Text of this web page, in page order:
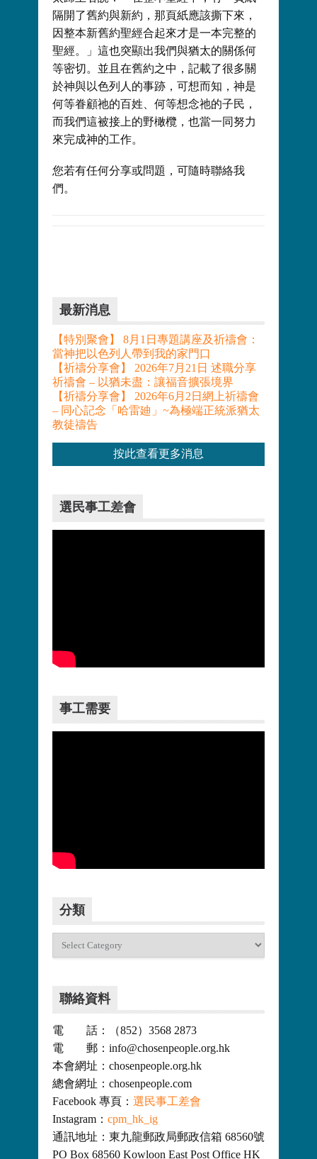
隔開了舊約與新約，那頁紙應該撕下來，
因整本新舊約聖經合起來才是一本完整的
聖經。」這也突顯出我們與猶太的關係何
等密切。並且在舊約之中，記載了很多關
於神與以色列人的事跡，可想而知，神是
何等眷顧祂的百姓、何等想念祂的子民，
而我們這被接上的野橄欖，也當一同努力
來完成神的工作。
您若有任何分享或問題，可隨時聯絡我
們。
最新消息
【特別聚會】 8月1日專題講座及祈禱會：
當神把以色列人帶到我的家門口
【祈禱分享會】 2026年7月21日 述職分享
祈禱會 – 以猶未盡：讓福音擴張境界
【祈禱分享會】 2026年6月2日網上祈禱會
– 同心記念「哈雷廸」~為極端正統派猶太
教徒禱告
按此查看更多消息
選民事工差會
事工需要
分類
聯絡資料
電 話：（852）3568 2873
電 郵：info@chosenpeople.org.hk
本會網址：chosenpeople.org.hk
總會網址：chosenpeople.com
Facebook 專頁： 選民事工差會
Instagram： cpm_hk_ig
通訊地址：東九龍郵政局郵政信箱 68560號
PO Box 68560 Kowloon East Post Office HK